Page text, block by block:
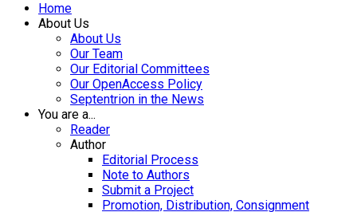
Home
About Us
About Us
Our Team
Our Editorial Committees
Our OpenAccess Policy
Septentrion in the News
You are a...
Reader
Author
Editorial Process
Note to Authors
Submit a Project
Promotion, Distribution, Consignment